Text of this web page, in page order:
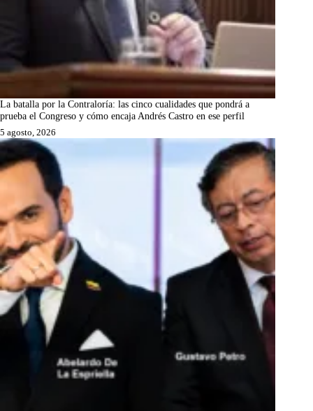
La batalla por la Contraloría: las cinco cualidades que pondrá a
prueba el Congreso y cómo encaja Andrés Castro en ese perfil
5 agosto, 2026